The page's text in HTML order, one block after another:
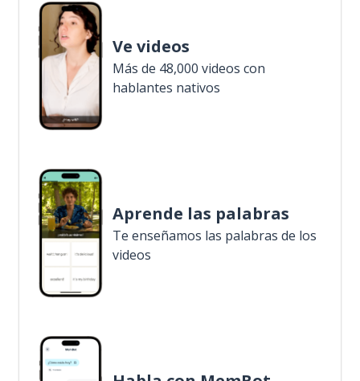
Ve videos
Más de 48,000 videos con
hablantes nativos
Aprende las palabras
Te enseñamos las palabras de los
videos